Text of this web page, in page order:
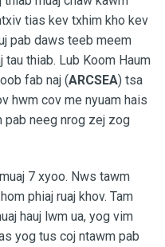
tias kev txhim kho kev
pab daws teeb meem
thiab. Lub Koom Haum
fab naj (ARCSEA) tsa
hwm cov me nyuam hais
pab neeg nrog zej zog
7 xyoo. Nws tawm
phiaj ruaj khov. Tam
hauj lwm ua, yog vim
yog tus coj ntawm pab